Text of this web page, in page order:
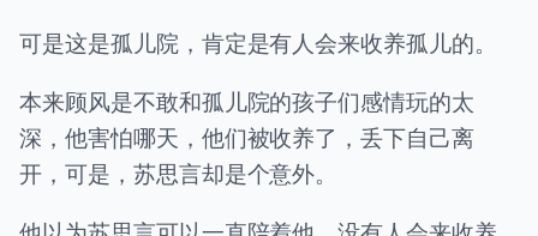
可是这是孤儿院，肯定是有人会来收养孤儿的。
本来顾风是不敢和孤儿院的孩子们感情玩的太
深，他害怕哪天，他们被收养了，丢下自己离
开，可是，苏思言却是个意外。